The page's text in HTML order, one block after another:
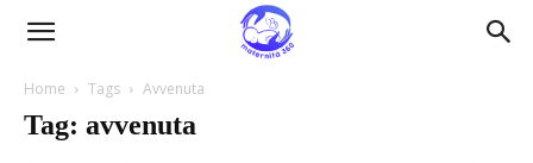
Maternità360
Home Tags Avvenuta
Tag: avvenuta